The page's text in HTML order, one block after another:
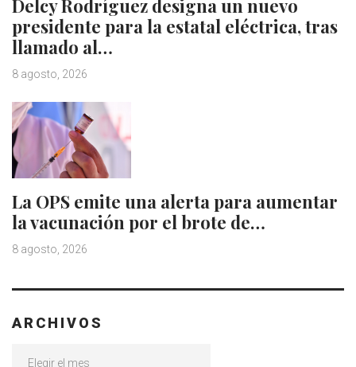
Delcy Rodríguez designa un nuevo
presidente para la estatal eléctrica, tras
llamado al…
8 agosto, 2026
La OPS emite una alerta para aumentar
la vacunación por el brote de…
8 agosto, 2026
ARCHIVOS